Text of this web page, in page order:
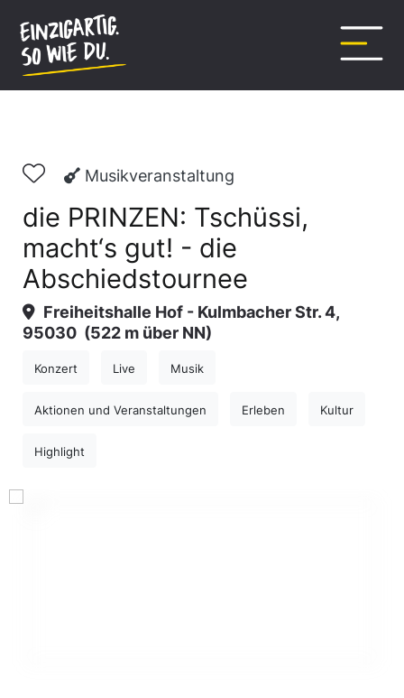
springen
Musikveranstaltung
die PRINZEN: Tschüssi,
macht‘s gut! - die
Abschiedstournee
Freiheitshalle Hof - Kulmbacher Str. 4,
95030 (522 m über NN)
Konzert Live Musik
Aktionen und Veranstaltungen Erleben Kultur
Highlight